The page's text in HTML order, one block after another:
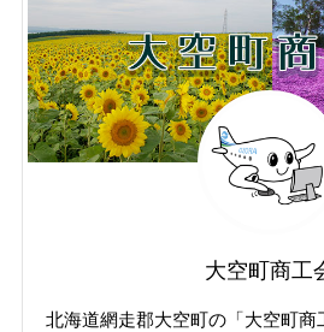
事
（掲
載
年
月
大空町商工
北海道網走郡大空町の「大空町商